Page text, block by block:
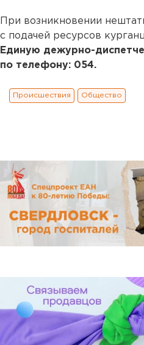
При возникновении
с подачей ресурсов
Единую дежурно-
по телефону: 054.
Происшествия Общество